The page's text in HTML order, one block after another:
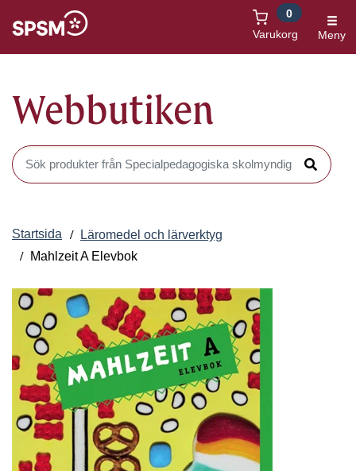
Varukorg
0
Meny
Webbutiken
Sök produkter i Webbutiken
Sök
Startsida
Läromedel och lärverktyg
Mahlzeit A Elevbok